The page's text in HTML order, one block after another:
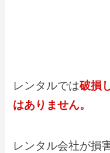
レンタルでは破損
はありません。
レンタル会社が損